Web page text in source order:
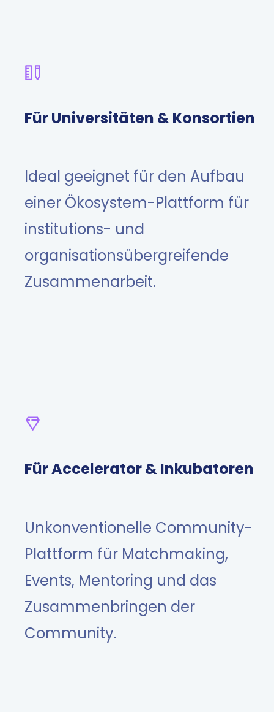
Für Universitäten & Konsortien
Ideal geeignet für den Aufbau
einer Ökosystem-Plattform für
institutions- und
organisationsübergreifende
Zusammenarbeit.
Für Accelerator & Inkubatoren
Unkonventionelle Community-
Plattform für Matchmaking,
Events, Mentoring und das
Zusammenbringen der
Community.